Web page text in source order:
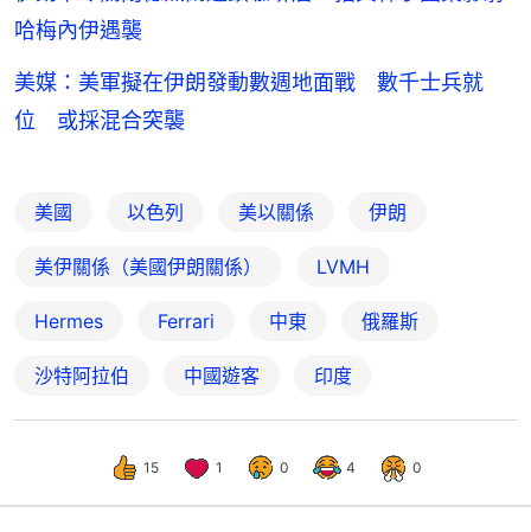
哈梅內伊遇襲
美媒：美軍擬在伊朗發動數週地面戰 數千士兵就
位 或採混合突襲
美國 以色列 美以關係 伊朗
美伊關係（美國伊朗關係） LVMH
Hermes Ferrari 中東 俄羅斯
沙特阿拉伯 中國遊客 印度
15 1 0 4 0